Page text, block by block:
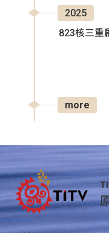
2025
823核三重
more